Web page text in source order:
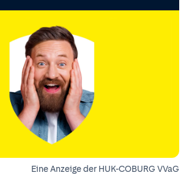
Eine Anzeige der HUK-COBURG VVaG